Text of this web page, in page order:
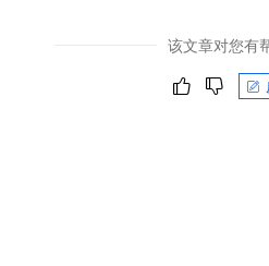
该文章对您有